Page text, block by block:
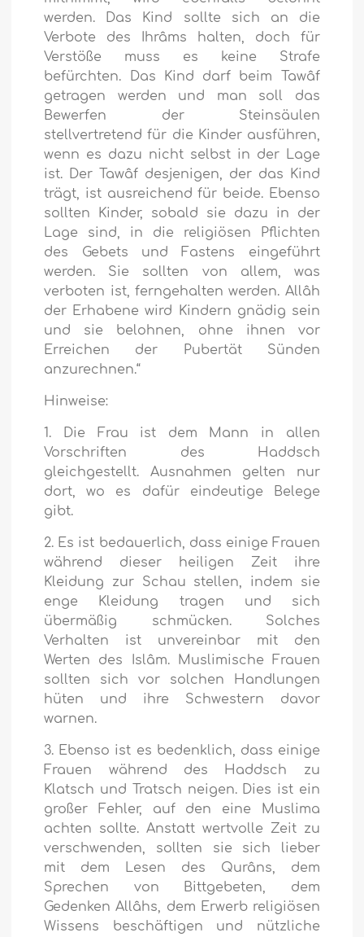
werden. Das Kind sollte sich an die
Verbote des Ihrâms halten, doch für
Verstöße muss es keine Strafe
befürchten. Das Kind darf beim Tawâf
getragen werden und man soll das
Bewerfen der Steinsäulen
stellvertretend für die Kinder ausführen,
wenn es dazu nicht selbst in der Lage
ist. Der Tawâf desjenigen, der das Kind
trägt, ist ausreichend für beide. Ebenso
sollten Kinder, sobald sie dazu in der
Lage sind, in die religiösen Pflichten
des Gebets und Fastens eingeführt
werden. Sie sollten von allem, was
verboten ist, ferngehalten werden. Allâh
der Erhabene wird Kindern gnädig sein
und sie belohnen, ohne ihnen vor
Erreichen der Pubertät Sünden
anzurechnen.“
Hinweise:
1. Die Frau ist dem Mann in allen
Vorschriften des Haddsch
gleichgestellt. Ausnahmen gelten nur
dort, wo es dafür eindeutige Belege
gibt.
2. Es ist bedauerlich, dass einige Frauen
während dieser heiligen Zeit ihre
Kleidung zur Schau stellen, indem sie
enge Kleidung tragen und sich
übermäßig schmücken. Solches
Verhalten ist unvereinbar mit den
Werten des Islâm. Muslimische Frauen
sollten sich vor solchen Handlungen
hüten und ihre Schwestern davor
warnen.
3. Ebenso ist es bedenklich, dass einige
Frauen während des Haddsch zu
Klatsch und Tratsch neigen. Dies ist ein
großer Fehler, auf den eine Muslima
achten sollte. Anstatt wertvolle Zeit zu
verschwenden, sollten sie sich lieber
mit dem Lesen des Qurâns, dem
Sprechen von Bittgebeten, dem
Gedenken Allâhs, dem Erwerb religiösen
Wissens beschäftigen und nützliche